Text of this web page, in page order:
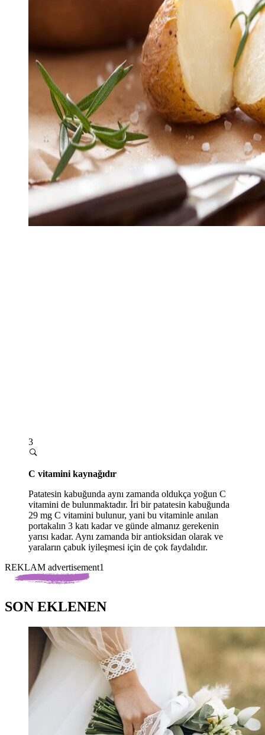
3
C vitamini kaynağıdır
Patatesin kabuğunda aynı zamanda oldukça yoğun C
vitamini de bulunmaktadır. İri bir patatesin kabuğunda
29 mg C vitamini bulunur, yani bu vitaminle anılan
portakalın 3 katı kadar ve günde almanız gerekenin
yarısı kadar. Aynı zamanda bir antioksidan olarak ve
yaraların çabuk iyileşmesi için de çok faydalıdır.
REKLAM advertisement1
SON EKLENEN